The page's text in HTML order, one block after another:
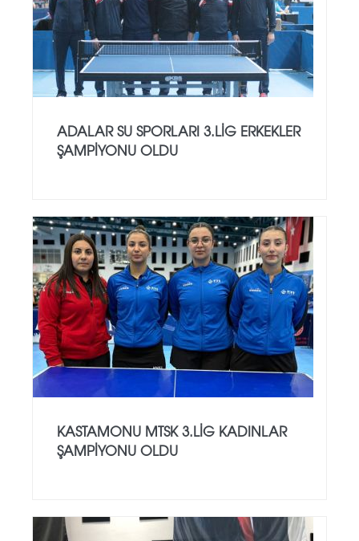
ADALAR SU SPORLARI 3.LİG ERKEKLER
ŞAMPİYONU OLDU
KASTAMONU MTSK 3.LİG KADINLAR
ŞAMPİYONU OLDU